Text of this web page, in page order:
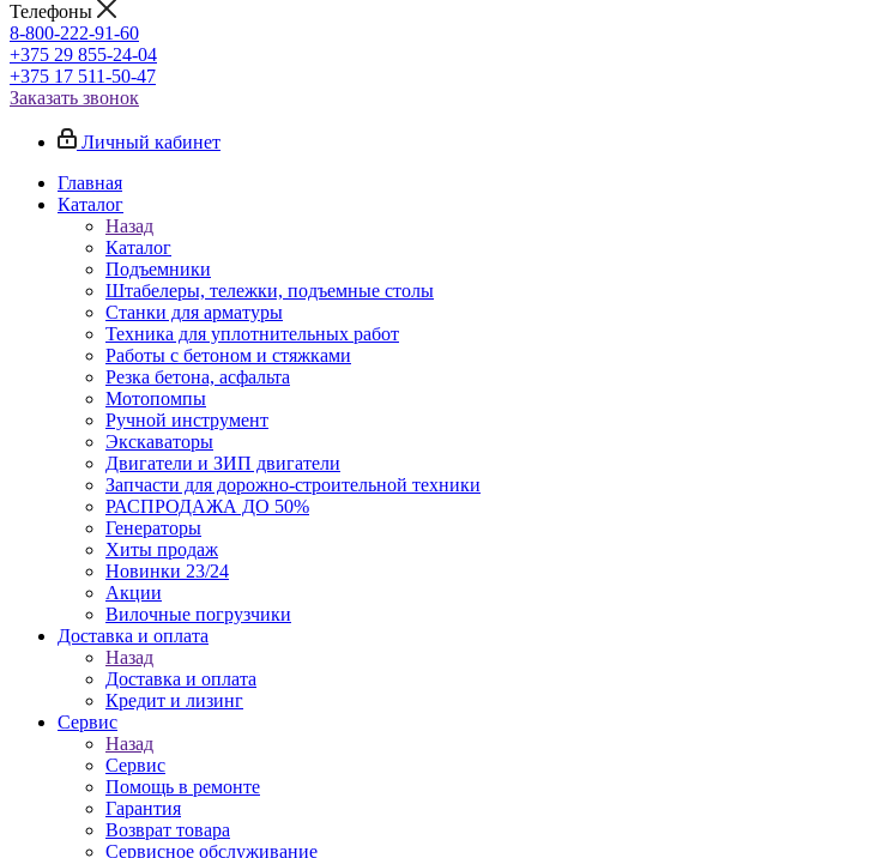
Телефоны
8-800-222-91-60
+375 29 855-24-04
+375 17 511-50-47
Заказать звонок
Личный кабинет
Главная
Каталог
Назад
Каталог
Подъемники
Штабелеры, тележки, подъемные столы
Станки для арматуры
Техника для уплотнительных работ
Работы с бетоном и стяжками
Резка бетона, асфальта
Мотопомпы
Ручной инструмент
Экскаваторы
Двигатели и ЗИП двигатели
Запчасти для дорожно-строительной техники
РАСПРОДАЖА ДО 50%
Генераторы
Хиты продаж
Новинки 23/24
Акции
Вилочные погрузчики
Доставка и оплата
Назад
Доставка и оплата
Кредит и лизинг
Сервис
Назад
Сервис
Помощь в ремонте
Гарантия
Возврат товара
Сервисное обслуживание